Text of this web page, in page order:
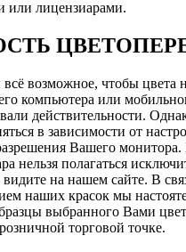
или лицензиарами.
возможное, чтобы цвета
компьютера или
действительности.
в зависимости от
Вашего
нельзя полагаться
на нашем сайте. В
наших красок мы
выбранного Вами
торговой точке.